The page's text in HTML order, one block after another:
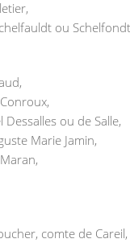
ou
ou de Salle,
Marie Jamin,
comte de Careil,